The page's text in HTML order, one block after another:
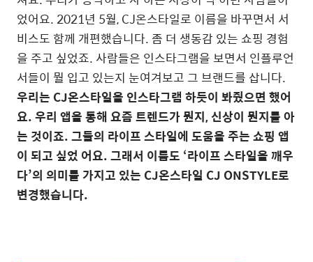
었어요. 2021년 5월, CJ온스타일로 이름을 바꾸면서 서
비스도 함께 개편했습니다. 좀 더 생동감 있는 쇼핑 경험
을 주고 싶었죠. 사람들은 인스타그램을 보면서 인플루언
서들이 뭘 입고 있는지 눈여겨보고 그 브랜드를 삽니다.
우리는 CJ온스타일을 인스타그램 하듯이 봐줬으면 했어
요.우리 앱을 통해 요즘 트렌드가 뭔지,신상이 뭔지를 아
는 것이죠.그들의 라이프 스타일에 도움을 주는 쇼핑 앱
이 되고 싶었 어요.그래서 이름도 ‘라이프 스타일을 깨우
다’의 의미를 가지고 있는 CJ온스타일 CJ ONSTYLE로
변경했습니다.